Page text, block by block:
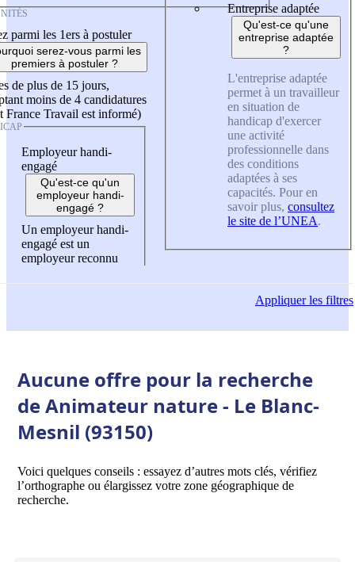
parmi les 1ers à postuler
serez-vous parmi les
premiers à postuler ?
de plus de 15 jours,
moins de 4 candidatures
France Travail est informé)
Employeur handi-
engagé
Qu'est-ce qu'un
employeur handi-
engagé ?
Un employeur handi-
engagé est un
employeur reconnu
Entreprise adaptée
Qu'est-ce qu'une
entreprise adaptée
?
L'entreprise adaptée
permet à un travailleur
en situation de
handicap d'exercer
une activité
professionnelle dans
des conditions
adaptées à ses
capacités. Pour en
savoir plus, consultez
le site de l’UNEA.
Appliquerles filtres
Aucune offre pour la recherche
de Animateur nature - Le Blanc-
Mesnil (93150)
Voici quelques conseils : essayez d’autres mots clés, vérifiez
l’orthographe ou élargissez votre zone géographique de
recherche.